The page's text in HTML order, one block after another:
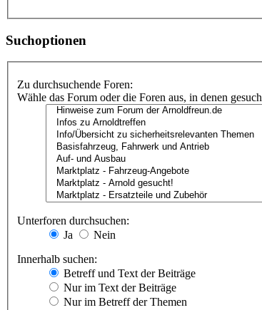
Suchoptionen
Zu durchsuchende Foren:
Wähle das Forum oder die Foren aus, in denen
Unterforen durchsuchen:
Ja
Nein
Innerhalb suchen:
Betreff und Text der Beiträge
Nur im Text der Beiträge
Nur im Betreff der Themen